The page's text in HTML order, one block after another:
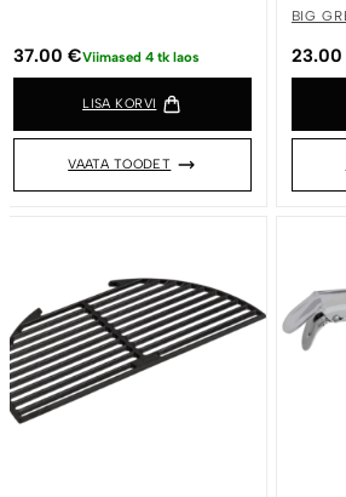
37.00 €Viimased 4 tk laos
LISA KORVI
VAATA TOODET
BIG
23.00